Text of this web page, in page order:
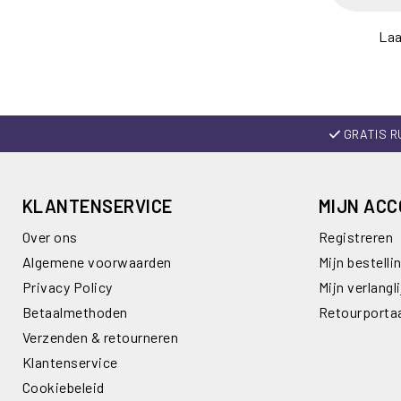
GRATIS
KLANTENSERVICE
Over ons
Algemene voorwaarden
Privacy Policy
Betaalmethoden
Verzenden & retourneren
Klantenservice
Cookiebeleid
MIJN
Registreren
Mijn
Mijn